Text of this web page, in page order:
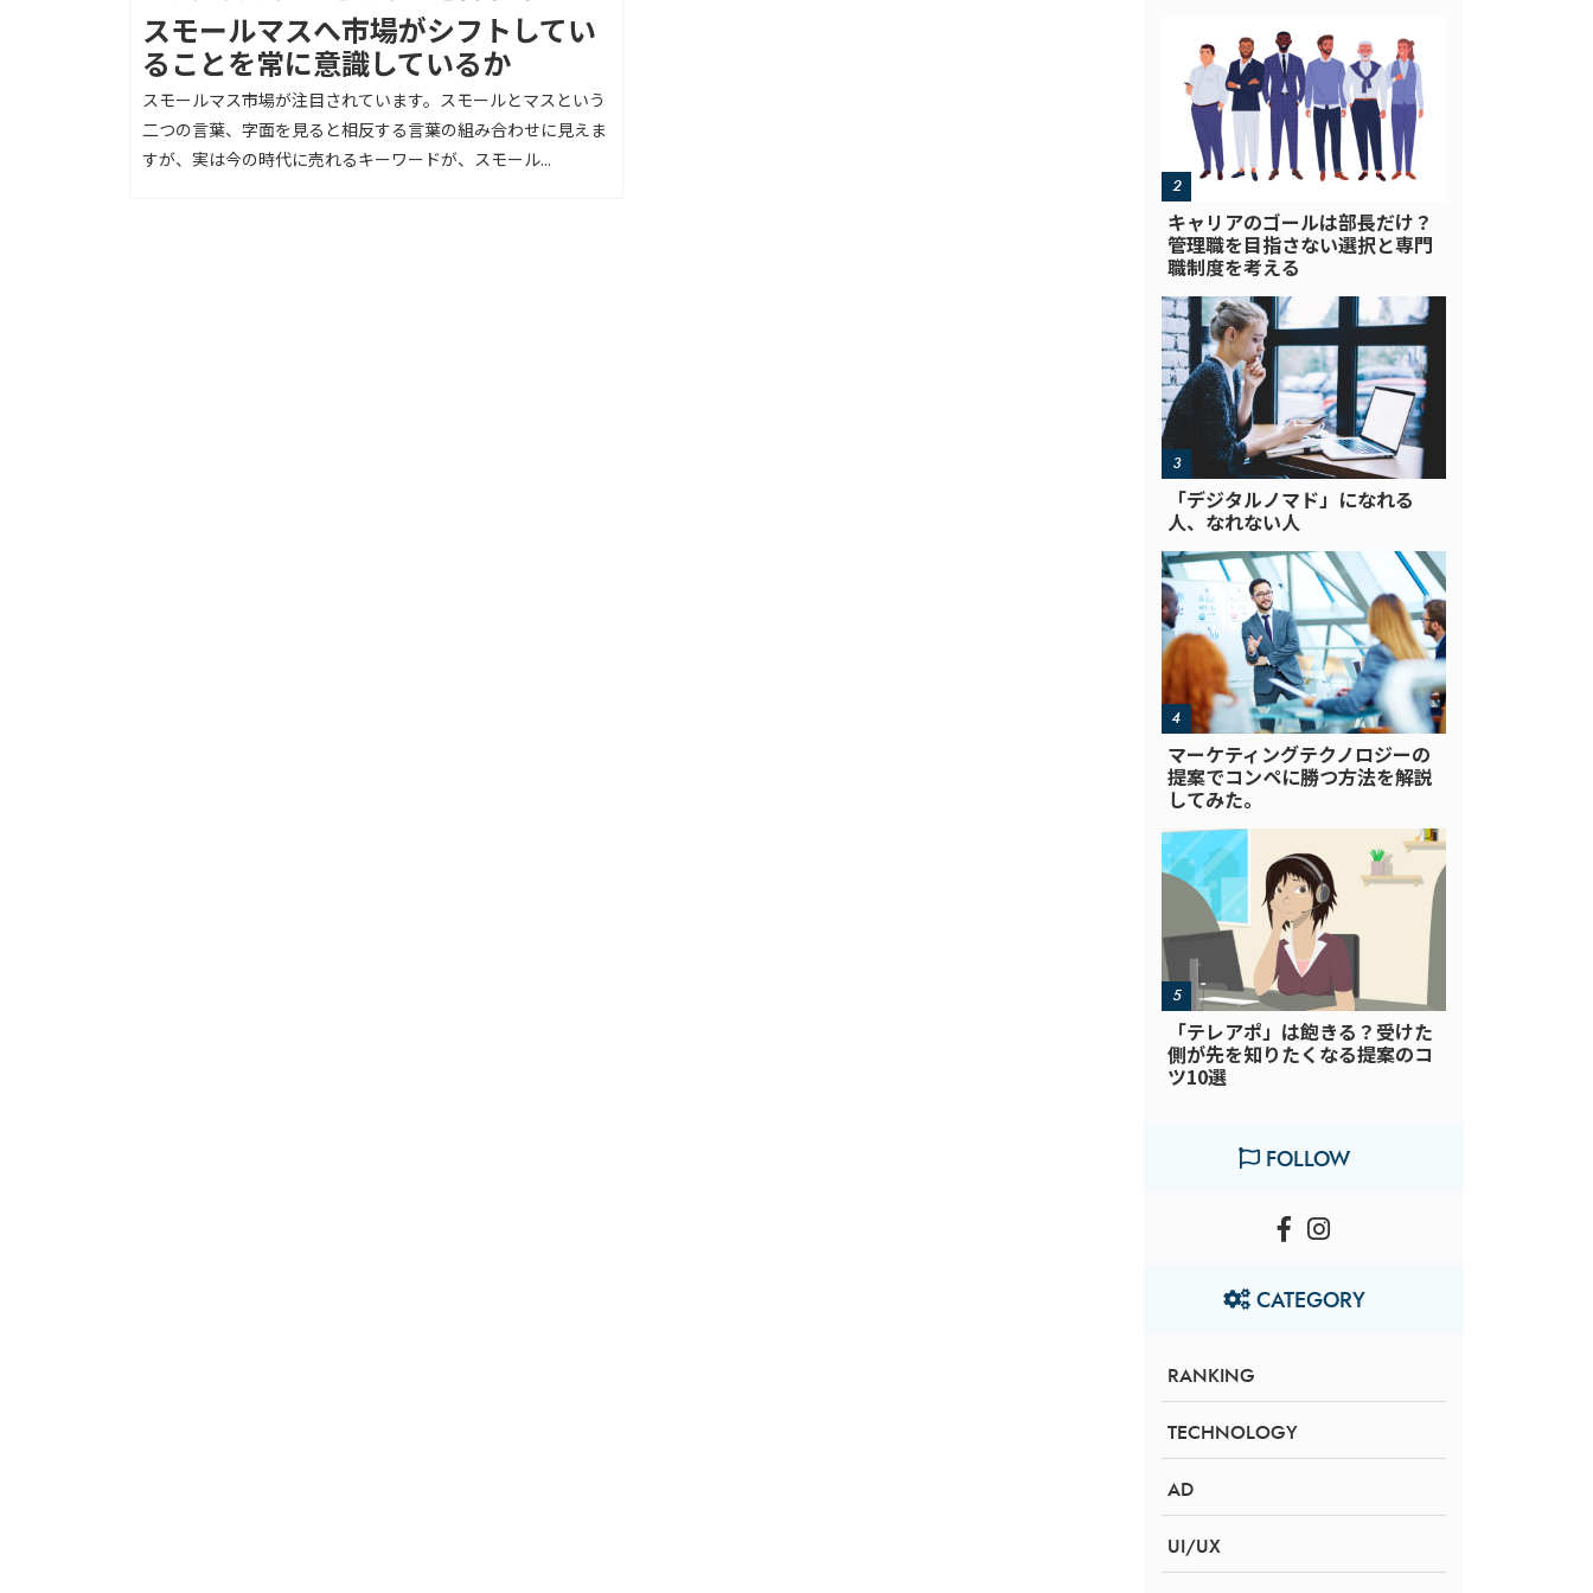
スモールマスへ市場がシフトしてい
ることを常に意識しているか
スモールマス市場が注目されています。スモールとマスという
二つの言葉、字面を見ると相反する言葉の組み合わせに見えま
すが、実は今の時代に売れるキーワードが、スモール...
キャリアのゴールは部長だけ？
管理職を目指さない選択と専門
職制度を考える
「デジタルノマド」になれる
人、なれない人
マーケティングテクノロジーの
提案でコンペに勝つ方法を解説
してみた。
「テレアポ」は飽きる？受けた
側が先を知りたくなる提案のコ
ツ10選
FOLLOW
CATEGORY
RANKING
TECHNOLOGY
AD
UI/UX